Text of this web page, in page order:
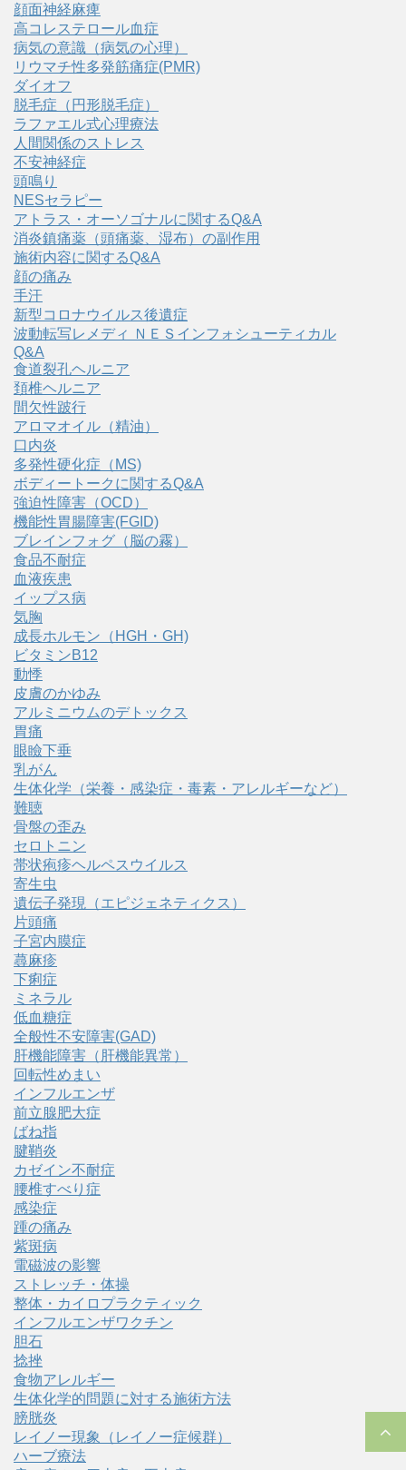
顔面神経麻痺
高コレステロール血症
病気の意識（病気の心理）
リウマチ性多発筋痛症(PMR)
ダイオフ
脱毛症（円形脱毛症）
ラファエル式心理療法
人間関係のストレス
不安神経症
頭鳴り
NESセラピー
アトラス・オーソゴナルに関するQ&A
消炎鎮痛薬（頭痛薬、湿布）の副作用
施術内容に関するQ&A
顔の痛み
手汗
新型コロナウイルス後遺症
波動転写レメディ ＮＥＳインフォシューティカル
Q&A
食道裂孔ヘルニア
頚椎ヘルニア
間欠性跛行
アロマオイル（精油）
口内炎
多発性硬化症（MS)
ボディートークに関するQ&A
強迫性障害（OCD）
機能性胃腸障害(FGID)
ブレインフォグ（脳の霧）
食品不耐症
血液疾患
イップス病
気胸
成長ホルモン（HGH・GH)
ビタミンB12
動悸
皮膚のかゆみ
アルミニウムのデトックス
胃痛
眼瞼下垂
乳がん
生体化学（栄養・感染症・毒素・アレルギーなど）
難聴
骨盤の歪み
セロトニン
帯状疱疹ヘルペスウイルス
寄生虫
遺伝子発現（エピジェネティクス）
片頭痛
子宮内膜症
蕁麻疹
下痢症
ミネラル
低血糖症
全般性不安障害(GAD)
肝機能障害（肝機能異常）
回転性めまい
インフルエンザ
前立腺肥大症
ばね指
腱鞘炎
カゼイン不耐症
腰椎すべり症
感染症
踵の痛み
紫斑病
電磁波の影響
ストレッチ・体操
整体・カイロプラクティック
インフルエンザワクチン
胆石
捻挫
食物アレルギー
生体化学的問題に対する施術方法
膀胱炎
レイノー現象（レイノー症候群）
ハーブ療法